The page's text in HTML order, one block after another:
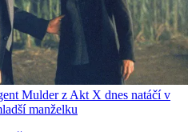
Mulder z Akt X dnes natáčí v
manželku